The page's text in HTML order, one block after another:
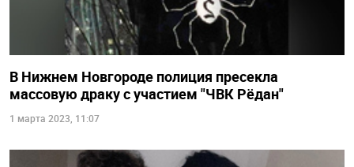
В Нижнем Новгороде полиция пресекла
массовую драку с участием "ЧВК Рёдан"
1 марта 2023, 11:07